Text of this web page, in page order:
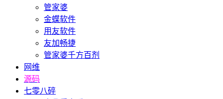
管家婆
金蝶软件
用友软件
友加畅捷
管家婆千方百剂
网维
源码
七零八碎